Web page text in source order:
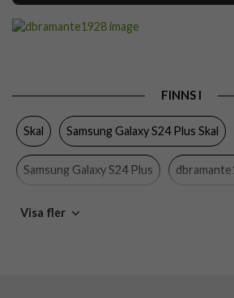
Trådlös
Färg
Tillverkarens art nr
FINNS I
Skal Samsung Galaxy S24 Plus Skal
Samsung Galaxy S24 Plus
Samsung Galaxy
Visa fler